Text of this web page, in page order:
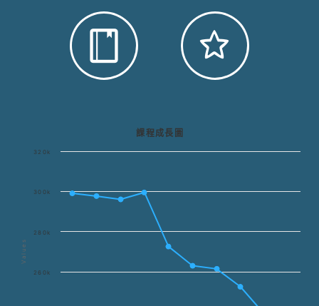
Values
課程成長圖
260k
280k
300k
320k